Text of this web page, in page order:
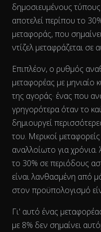
δημοσιευμένους τύπους
αποτελεί περίπου το
μεταφοράς, που
ντίζελ μεταφράζεται σε
Επιπλέον, ο ρυθμός
μεταφορέας με μηνιαίο
της αγοράς· ένας που
γρηγορότερα όταν το
δημιουργεί
του. Μερικοί
αναλλοίωτο για
το 30% σε περιόδους
είναι λανθασμένη από
στον προϋπολογισμό
Γι' αυτό ένας
με 8% δεν σημαίνει